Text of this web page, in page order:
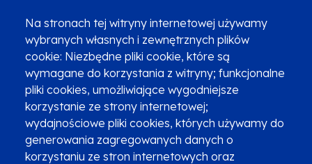
Na stronach tej witryny internetowej używamy
wybranych własnych i zewnętrznych plików
cookie: Niezbędne pliki cookie, które są
wymagane do korzystania z witryny; funkcjonalne
pliki cookies, umożliwiające wygodniejsze
korzystanie ze strony internetowej;
wydajnościowe pliki cookies, których używamy do
generowania zagregowanych danych o
korzystaniu ze stron internetowych oraz
Zgłoszenia podejrzenia niezgodności z KPP i KPON
Newsletter
Fundusze SMS-em
Najczęściej zadawane pytania
Promocja projektu